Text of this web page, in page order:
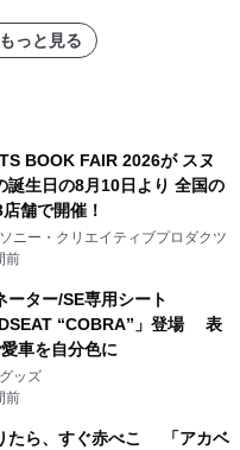
っと見る
BOOK FAIR 2026が スヌ
誕生日の8月10日より 全国の
舗で開催！
ニー・クリエイティブプロダクツ
前
ーター/SE専用シート
“COBRA”」登場 表
車を自分色に
ッズ
前
たら、すぐ赤べこ 「アカベ